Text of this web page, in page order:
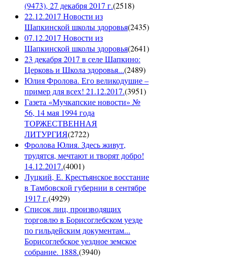
(9473), 27 декабря 2017 г.(2518)
22.12.2017 Новости из
Шапкинской школы здоровья(2435)
07.12.2017 Новости из
Шапкинской школы здоровья(2641)
23 декабря 2017 в селе Шапкино:
Церковь и Школа здоровья...(2489)
Юлия Фролова. Его великодушие –
пример для всех! 21.12.2017.(3951)
Газета «Мучкапские новости» №
56, 14 мая 1994 года
ТОРЖЕСТВЕННАЯ
ЛИТУРГИЯ(2722)
Фролова Юлия. Здесь живут,
трудятся, мечтают и творят добро!
14.12.2017.(4001)
Луцкий, Е. Крестьянское восстание
в Тамбовской губернии в сентябре
1917 г.(4929)
Список лиц, производящих
торговлю в Борисоглебском уезде
по гильдейским документам...
Борисоглебское уездное земское
собрание. 1888.(3940)